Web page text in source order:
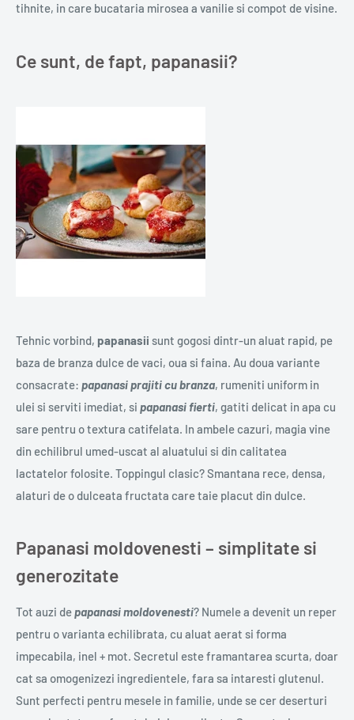
tihnite, in care bucataria mirosea a vanilie si compot de visine.
Ce sunt, de fapt, papanasii?
Tehnic vorbind, papanasii sunt gogosi dintr-un aluat rapid, pe
baza de branza dulce de vaci, oua si faina. Au doua variante
consacrate: papanasi prajiti cu branza, rumeniti uniform in
ulei si serviti imediat, si papanasi fierti, gatiti delicat in apa cu
sare pentru o textura catifelata. In ambele cazuri, magia vine
din echilibrul umed-uscat al aluatului si din calitatea
lactatelor folosite. Toppingul clasic? Smantana rece, densa,
alaturi de o dulceata fructata care taie placut din dulce.
Papanasi moldovenesti – simplitate si
generozitate
Tot auzi depapanasi moldovenesti? Numele a devenit un reper
pentru o varianta echilibrata, cu aluat aerat si forma
impecabila, inel + mot. Secretul este framantarea scurta, doar
cat sa omogenizezi ingredientele, fara sa intaresti glutenul.
Sunt perfecti pentru mesele in familie, unde se cer deserturi